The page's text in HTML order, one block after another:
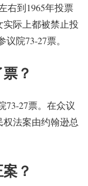
右到1965年投票
际上都被禁止投
院73-27票。
？
73-27票。在众议
法案由约翰逊总
？